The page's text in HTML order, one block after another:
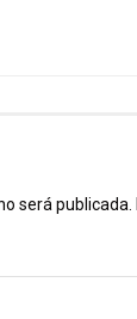
será publicada.